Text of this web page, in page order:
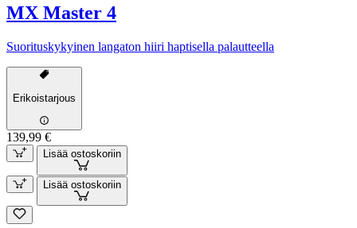
MX Master 4
Suorituskykyinen langaton hiiri haptisella palautteella
Erikoistarjous
139,99 €
Lisää ostoskoriin
Lisää ostoskoriin